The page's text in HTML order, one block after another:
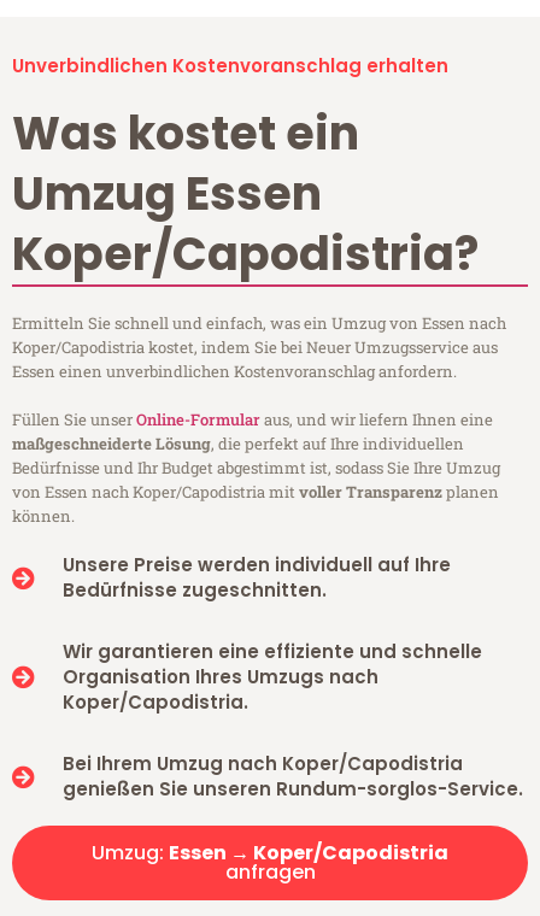
Unverbindlichen Kostenvoranschlag erhalten
Was kostet ein
Umzug Essen
Koper/Capodistria?
Ermitteln Sie schnell und einfach, was ein Umzug von Essen nach
Koper/Capodistria kostet, indem Sie bei Neuer Umzugsservice aus
Essen einen unverbindlichen Kostenvoranschlag anfordern.
Füllen Sie unserOnline-Formularaus, und wir liefern Ihnen eine
maßgeschneiderte Lösung, die perfekt auf Ihre individuellen
Bedürfnisse und Ihr Budget abgestimmt ist, sodass Sie Ihre Umzug
von Essen nach Koper/Capodistria mitvoller Transparenzplanen
können.
Unsere Preise werden individuell auf Ihre
Bedürfnisse zugeschnitten.
Wir garantieren eine effiziente und schnelle
Organisation Ihres Umzugs nach
Koper/Capodistria.
Bei Ihrem Umzug nach Koper/Capodistria
genießen Sie unseren Rundum-sorglos-Service.
Umzug: Essen → Koper/Capodistria
anfragen